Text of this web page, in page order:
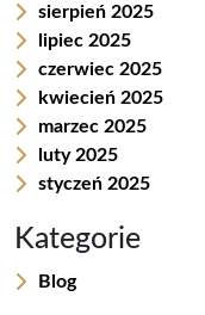
sierpień 2025
lipiec 2025
czerwiec 2025
kwiecień 2025
marzec 2025
luty 2025
styczeń 2025
Kategorie
Blog